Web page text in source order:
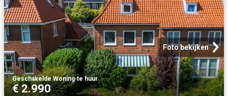
Foto bekijken
Geschakelde Woning·te huur
€ 2.990